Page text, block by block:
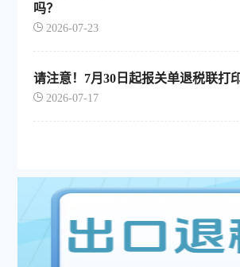
吗？
2026-07-23
请注意！7月30日起报关单退税联打
2026-07-17